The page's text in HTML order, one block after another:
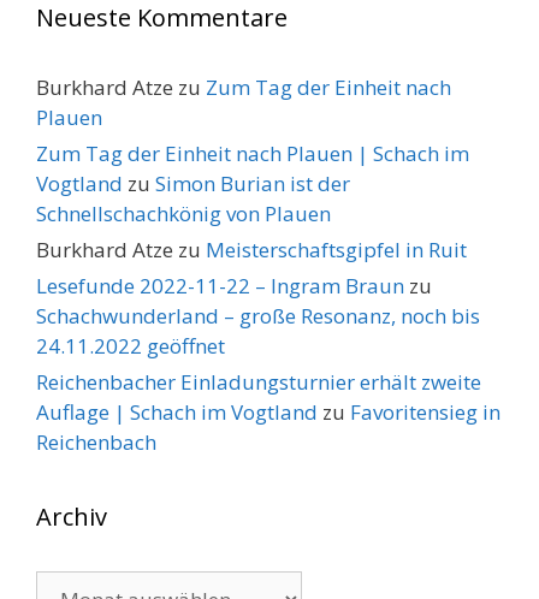
Neueste Kommentare
Burkhard Atze zu Zum Tag der Einheit nach
Plauen
Zum Tag der Einheit nach Plauen | Schach im
Vogtland zu Simon Burian ist der
Schnellschachkönig von Plauen
Burkhard Atze zu Meisterschaftsgipfel in Ruit
Lesefunde 2022-11-22 – Ingram Braun zu
Schachwunderland – große Resonanz, noch bis
24.11.2022 geöffnet
Reichenbacher Einladungsturnier erhält zweite
Auflage | Schach im Vogtland zu Favoritensieg in
Reichenbach
Archiv